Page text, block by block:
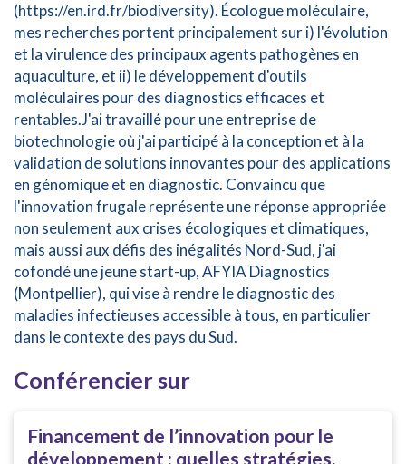
(https://en.ird.fr/biodiversity). Écologue moléculaire,
mes recherches portent principalement sur i) l'évolution
et la virulence des principaux agents pathogènes en
aquaculture, et ii) le développement d'outils
moléculaires pour des diagnostics efficaces et
rentables.J'ai travaillé pour une entreprise de
biotechnologie où j'ai participé à la conception et à la
validation de solutions innovantes pour des applications
en génomique et en diagnostic. Convaincu que
l'innovation frugale représente une réponse appropriée
non seulement aux crises écologiques et climatiques,
mais aussi aux défis des inégalités Nord-Sud, j'ai
cofondé une jeune start-up, AFYIA Diagnostics
(Montpellier), qui vise à rendre le diagnostic des
maladies infectieuses accessible à tous, en particulier
dans le contexte des pays du Sud.
Conférencier sur
Financement de l’innovation pour le
développement : quelles stratégies,